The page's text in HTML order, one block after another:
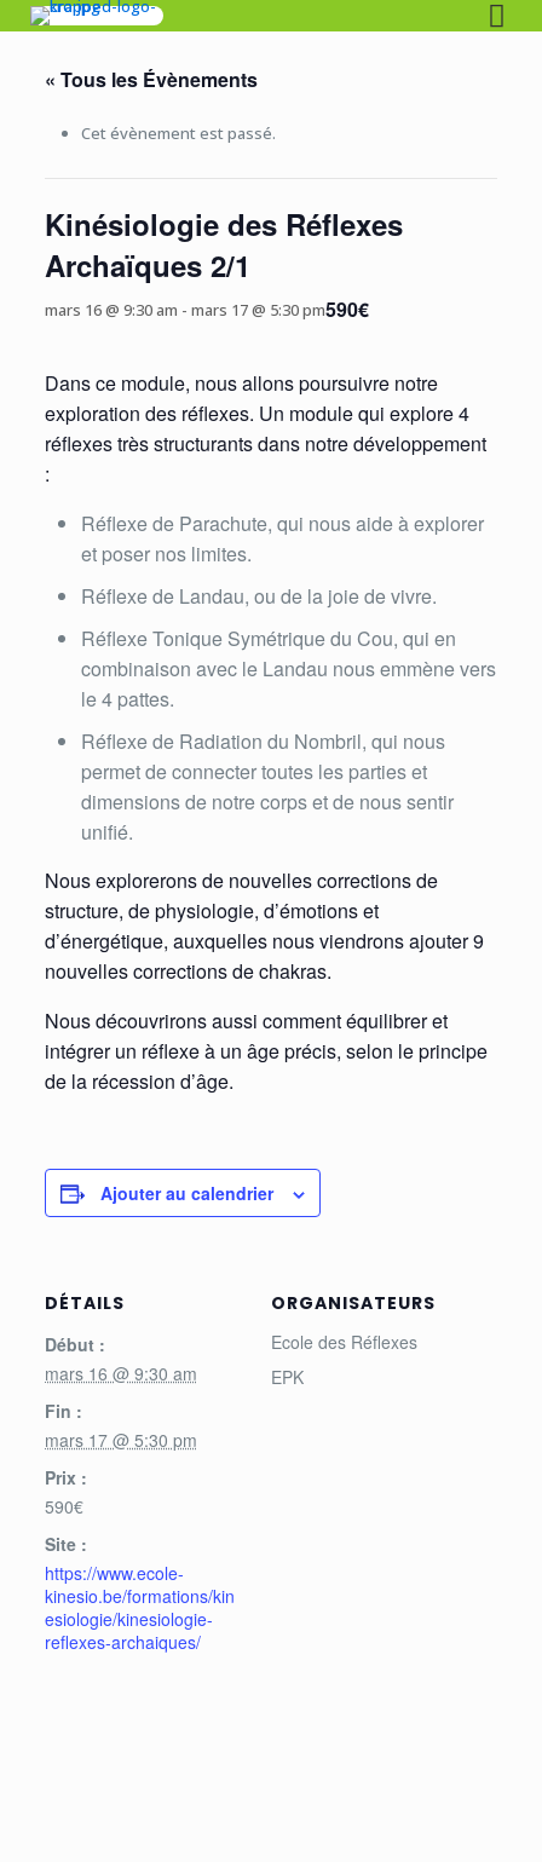
« Tous les Évènements
Cet évènement est passé.
Kinésiologie des Réflexes
Archaïques 2/1
mars 16 @ 9:30 am - mars 17 @ 5:30 pm590€
Dans ce module, nous allons poursuivre notre
exploration des réflexes. Un module qui explore 4
réflexes très structurants dans notre développement
:
Réflexe de Parachute, qui nous aide à explorer
et poser nos limites.
Réflexe de Landau, ou de la joie de vivre.
Réflexe Tonique Symétrique du Cou, qui en
combinaison avec le Landau nous emmène vers
le 4 pattes.
Réflexe de Radiation du Nombril, qui nous
permet de connecter toutes les parties et
dimensions de notre corps et de nous sentir
unifié.
Nous explorerons de nouvelles corrections de
structure, de physiologie, d’émotions et
d’énergétique, auxquelles nous viendrons ajouter 9
nouvelles corrections de chakras.
Nous découvrirons aussi comment équilibrer et
intégrer un réflexe à un âge précis, selon le principe
de la récession d’âge.
Ajouter au calendrier
DÉTAILS
Début :
mars 16 @ 9:30 am
Fin :
mars 17 @ 5:30 pm
Prix :
590€
Site :
https://www.ecole-
kinesio.be/formations/kin
esiologie/kinesiologie-
reflexes-archaiques/
ORGANISATEURS
Ecole des Réflexes
EPK